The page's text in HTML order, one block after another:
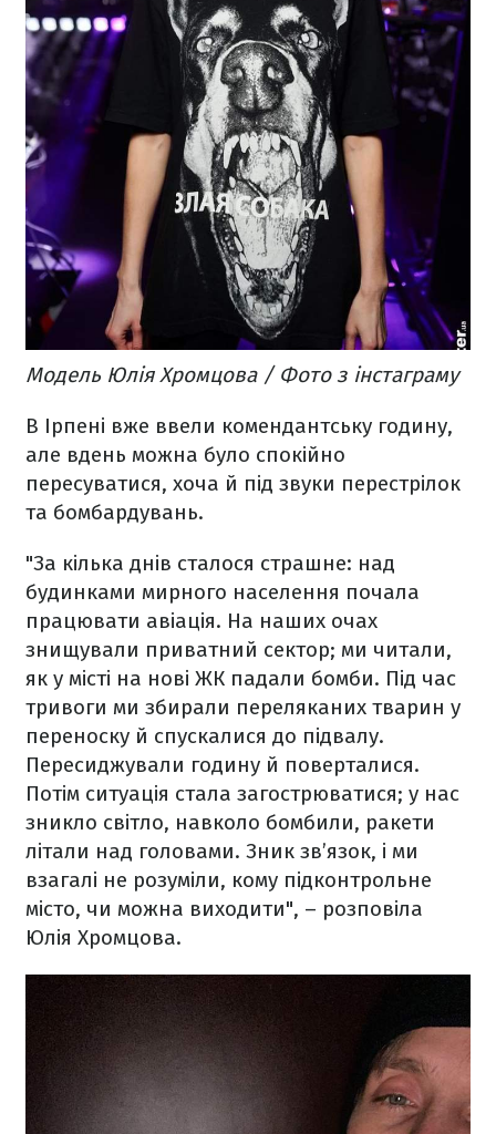
Модель Юлія Хромцова / Фото з інстаграму
В Ірпені вже ввели комендантську годину,
але вдень можна було спокійно
пересуватися, хоча й під звуки перестрілок
та бомбардувань.
"За кілька днів сталося страшне: над
будинками мирного населення почала
працювати авіація. На наших очах
знищували приватний сектор; ми читали,
як у місті на нові ЖК падали бомби. Під час
тривоги ми збирали переляканих тварин у
переноску й спускалися до підвалу.
Пересиджували годину й поверталися.
Потім ситуація стала загострюватися; у нас
зникло світло, навколо бомбили, ракети
літали над головами. Зник зв’язок, і ми
взагалі не розуміли, кому підконтрольне
місто, чи можна виходити", – розповіла
Юлія Хромцова.